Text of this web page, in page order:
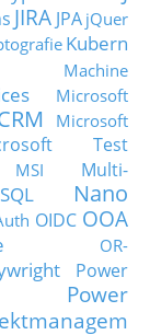
JIRA JPA jQuer
Kubern
Machine
Microsoft
Microsoft
Test
MSI
Multi-
Nano
OIDC OOA
OR-
Power
Power